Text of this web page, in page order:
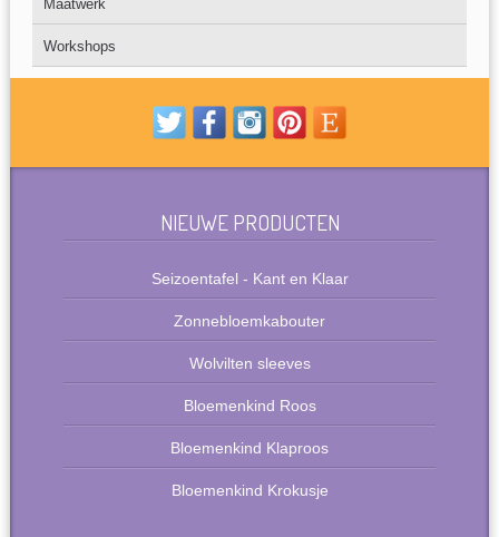
Maatwerk
Workshops
NIEUWE PRODUCTEN
Seizoentafel - Kant en Klaar
Zonnebloemkabouter
Wolvilten sleeves
Bloemenkind Roos
Bloemenkind Klaproos
Bloemenkind Krokusje